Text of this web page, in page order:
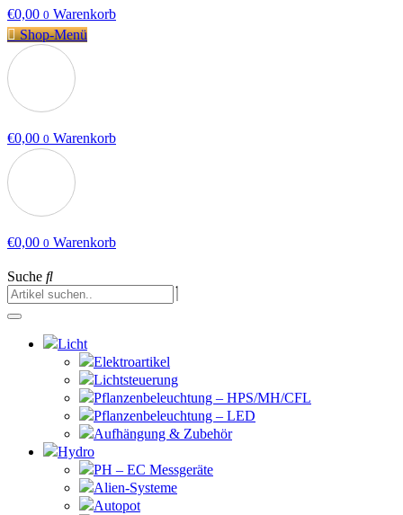
€0,00 0 Warenkorb
Shop-Menü
€0,00 0 Warenkorb
€0,00 0 Warenkorb
Suche
Licht
Elektroartikel
Lichtsteuerung
Pflanzenbeleuchtung – HPS/MH/CFL
Pflanzenbeleuchtung – LED
Aufhängung & Zubehör
Hydro
PH – EC Messgeräte
Alien-Systeme
Autopot